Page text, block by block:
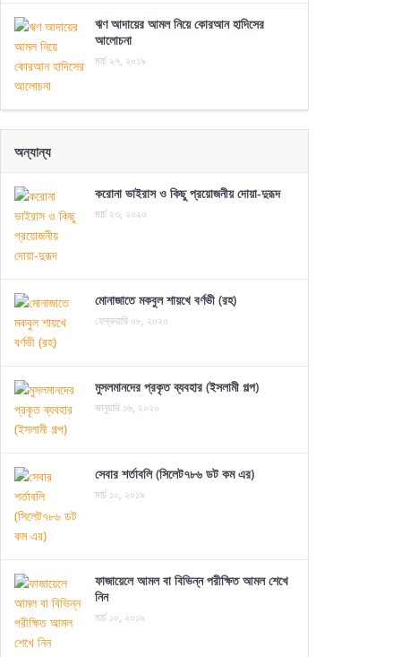
ঋণ আদায়ের আমল নিয়ে কোরআন হাদিসের
আলোচনা
মার্চ ২৭, ২০১৯
অন্যান্য
করোনা ভাইরাস ও কিছু প্রয়োজনীয় দোয়া-দুরূদ
মার্চ ২৩, ২০২০
মোনাজাতে মকবুল শায়খে বর্ণভী (রহ)
ফেব্রুয়ারি ০৮, ২০২০
মুসলমানদের প্রকৃত ব্যবহার (ইসলামী গল্প)
জানুয়ারি ১৬, ২০২০
সেবার শর্তাবলি (সিলেট৭৮৬ ডট কম এর)
মার্চ ১০, ২০১৯
ফাজায়েলে আমল বা বিভিন্ন পরীক্ষিত আমল শেখে
নিন
মার্চ ১০, ২০১৯